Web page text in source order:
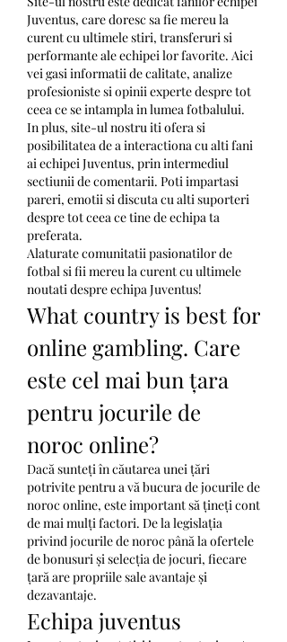
Juventus, care doresc sa fie mereu la
curent cu ultimele stiri, transferuri si
performante ale echipei lor favorite. Aici
vei gasi informatii de calitate, analize
profesioniste si opinii experte despre tot
ceea ce se intampla in lumea fotbalului.
In plus, site-ul nostru iti ofera si
posibilitatea de a interactiona cu alti fani
ai echipei Juventus, prin intermediul
sectiunii de comentarii. Poti impartasi
pareri, emotii si discuta cu alti suporteri
despre tot ceea ce tine de echipa ta
preferata.
Alaturate comunitatii pasionatilor de
fotbal si fii mereu la curent cu ultimele
noutati despre echipa Juventus!
What country is best for
online gambling. Care
este cel mai bun țara
pentru jocurile de
noroc online?
Dacă sunteți în căutarea unei țări
potrivite pentru a vă bucura de jocurile de
noroc online, este important să țineți cont
de mai mulți factori. De la legislația
privind jocurile de noroc până la ofertele
de bonusuri și selecția de jocuri, fiecare
țară are propriile sale avantaje și
dezavantaje.
Echipa juventus